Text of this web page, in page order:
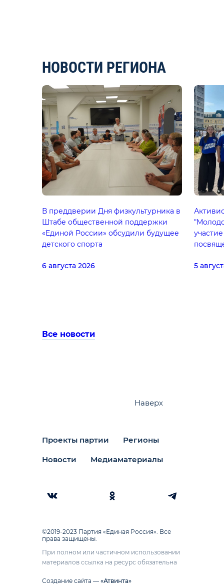
НОВОСТИ РЕГИОНА
В преддверии Дня физкультурника в
Штабе общественной поддержки
«Единой России» обсудили будущее
детского спорта
6 августа 2026
5
Все новости
Проекты партии Регионы
Новости Медиаматериалы
Наверх
©2019-2023 Партия «Единая Россия». Все
права защищены.
При полном или частичном использовании
материалов ссылка на ресурс обязательна
Создание сайта — «Атвинта»